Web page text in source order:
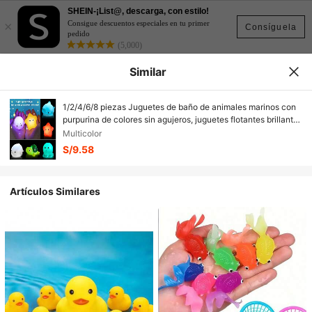
Consíguela
×
SHEIN-¡List@, descarga, con estilo!
Consigue descuentos especiales en tu primer
pedido
(5,000)
Similar
1/2/4/6/8 piezas Juguetes de baño de animales marinos con
purpurina de colores sin agujeros, juguetes flotantes brillantes
para bañera, juego de baño, piscina, fiesta, gran regalo
Multicolor
S/9.58
Artículos Similares